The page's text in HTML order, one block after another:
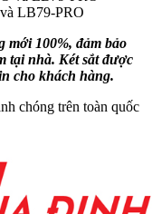
LB79-PRO
mới 100%, đảm bảo
tại nhà. Két sắt được
cho khách hàng.
chóng trên toàn quốc